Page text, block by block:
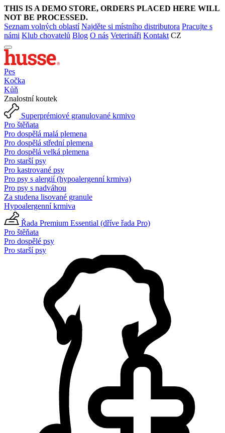
THIS IS A DEMO STORE, ORDERS PLACED HERE WILL
NOT BE PROCESSED.
Seznam volných oblastí Najděte si místního distributora Pracujte s
námi Klub chovatelů Blog O nás Veterináři Kontakt CZ
Pes
Kočka
Kůň
Znalostní koutek
Superprémiové granulované krmivo
Pro štěňata
Pro dospělá malá plemena
Pro dospělá střední plemena
Pro dospělá velká plemena
Pro starší psy
Pro kastrované psy
Pro psy s alergií (hypoalergenní krmiva)
Pro psy s nadváhou
Za studena lisované granule
Hypoalergenní krmiva
Řada Premium Essential (dříve řada Pro)
Pro štěňata
Pro dospělé psy
Pro starší psy